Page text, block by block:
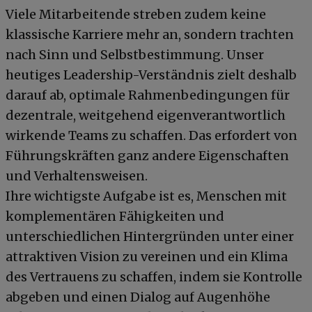
Viele Mitarbeitende streben zudem keine
klassische Karriere mehr an, sondern trachten
nach Sinn und Selbstbestimmung. Unser
heutiges Leadership-Verständnis zielt deshalb
darauf ab, optimale Rahmenbedingungen für
dezentrale, weitgehend eigenverantwortlich
wirkende Teams zu schaffen. Das erfordert von
Führungskräften ganz andere Eigenschaften
und Verhaltensweisen.
Ihre wichtigste Aufgabe ist es, Menschen mit
komplementären Fähigkeiten und
unterschiedlichen Hintergründen unter einer
attraktiven Vision zu vereinen und ein Klima
des Vertrauens zu schaffen, indem sie Kontrolle
abgeben und einen Dialog auf Augenhöhe